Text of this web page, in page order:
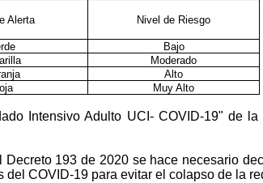
Alerta Nivel de Riesgo
Bajo
Moderado
Alto
Muy Alto
Intensivo Adulto UCI- COVID-19" de
Decreto 193 de 2020 se hace necesario
COVID-19 para evitar el colapso de la